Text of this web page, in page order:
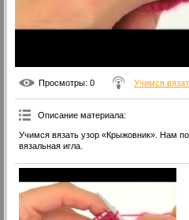
Просмотры: 0 Учимся
Описание материала:
Учимся вязать узор «Крыжовник». Нам
вязальная игла.